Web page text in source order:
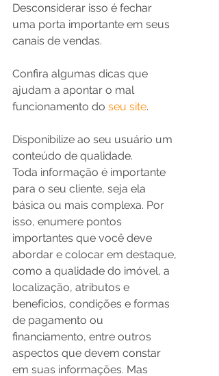
Desconsiderar isso é fechar
uma porta importante em seus
canais de vendas.
Confira algumas dicas que
ajudam a apontar o mal
funcionamento do seu site.
Disponibilize ao seu usuário um
conteúdo de qualidade.
Toda informação é importante
para o seu cliente, seja ela
básica ou mais complexa. Por
isso, enumere pontos
importantes que você deve
abordar e colocar em destaque,
como a qualidade do imóvel, a
localização, atributos e
benefícios, condições e formas
de pagamento ou
financiamento, entre outros
aspectos que devem constar
em suas informações. Mas